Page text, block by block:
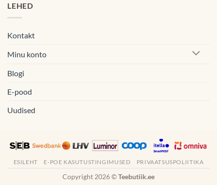
LEHED
Kontakt
Minu konto
Blogi
E-pood
Uudised
ESILEHT E-POE KASUTUSTINGIMUSED PRIVAATSUSPOLIITIKA
Copyright 2026 ©Teebutiik.ee